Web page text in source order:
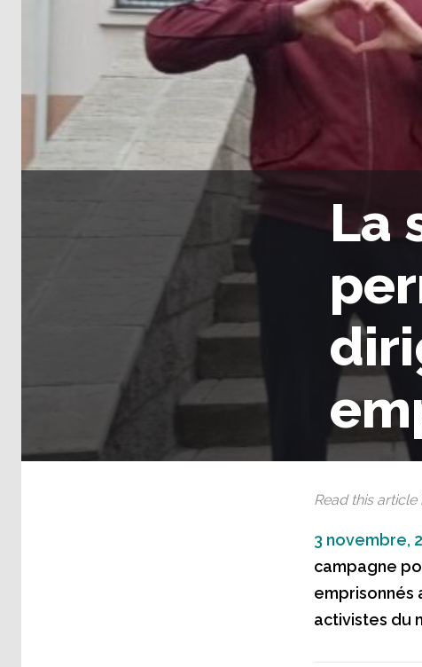
La
Read this article
3 novembre,
campagne
emprisonnés
activistes du